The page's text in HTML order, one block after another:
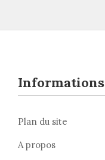
Informations
Plan du site
A propos